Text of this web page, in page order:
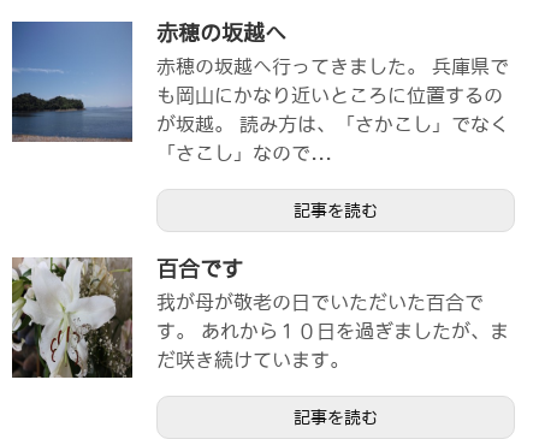
赤穂の坂越へ
赤穂の坂越へ行ってきました。 兵庫県で
も岡山にかなり近いところに位置するの
が坂越。 読み方は、「さかこし」でなく
「さこし」なので...
記事を読む
百合です
我が母が敬老の日でいただいた百合で
す。 あれから１０日を過ぎましたが、ま
だ咲き続けています。
記事を読む